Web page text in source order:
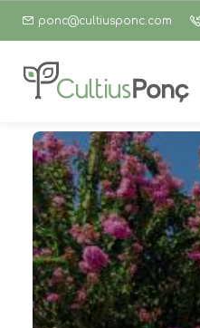
ponc@cultiusponc.com